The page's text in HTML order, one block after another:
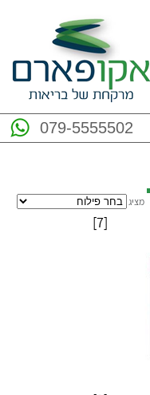
079-5555502
מציג
[7]